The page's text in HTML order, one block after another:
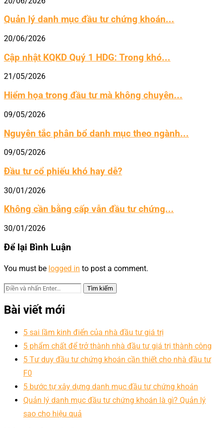
Quản lý danh mục đầu tư chứng khoán...
20/06/2026
Cập nhật KQKD Quý 1 HDG: Trong khó...
21/05/2026
Hiểm họa trong đầu tư mà không chuyên...
09/05/2026
Nguyên tắc phân bổ danh mục theo ngành...
09/05/2026
Đầu tư cổ phiếu khó hay dễ?
30/01/2026
Không cần bằng cấp vẫn đầu tư chứng...
30/01/2026
Để lại Bình Luận
You must be logged in to post a comment.
Bài viết mới
5 sai lầm kinh điển của nhà đầu tư giá trị
5 phẩm chất để trở thành nhà đầu tư giá trị thành công
5 Tư duy đầu tư chứng khoán cần thiết cho nhà đầu tư
F0
5 bước tự xây dựng danh mục đầu tư chứng khoán
Quản lý danh mục đầu tư chứng khoán là gì? Quản lý
sao cho hiệu quả